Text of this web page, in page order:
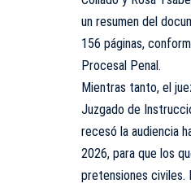
un resumen del
156 páginas,
Procesal Penal.
Mientras tanto, el
Juzgado de
recesó la audiencia
2026, para que los
pretensiones civiles.